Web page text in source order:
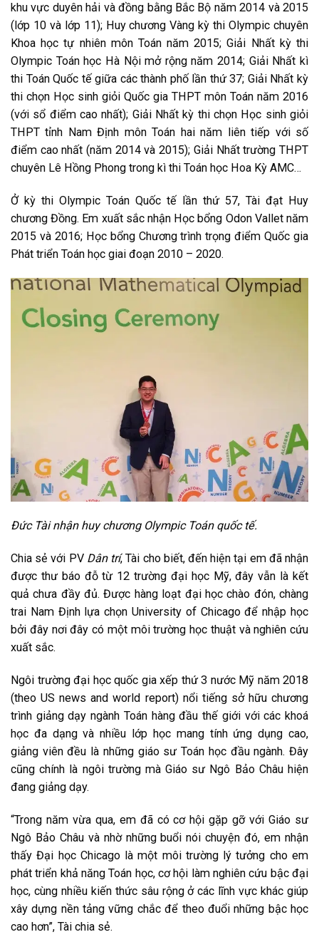
khu vực duyên hải và đồng bằng Bắc Bộ năm 2014 và 2015
(lớp 10 và lớp 11); Huy chương Vàng kỳ thi Olympic chuyên
Khoa học tự nhiên môn Toán năm 2015; Giải Nhất kỳ thi
Olympic Toán học Hà Nội mở rộng năm 2014; Giải Nhất kì
thi Toán Quốc tế giữa các thành phố lần thứ 37; Giải Nhất kỳ
thi chọn Học sinh giỏi Quốc gia THPT môn Toán năm 2016
(với sổ điểm cao nhất); Giải Nhất kỳ thi chọn Học sinh giỏi
THPT tỉnh Nam Định môn Toán hai năm liên tiếp với số
điểm cao nhất (năm 2014 và 2015); Giải Nhất trường THPT
chuyên Lê Hồng Phong trong kì thi Toán học Hoa Kỳ AMC…
Ở kỳ thi Olympic Toán Quốc tế lần thứ 57, Tài đạt Huy
chương Đồng. Em xuất sắc nhận Học bổng Odon Vallet năm
2015 và 2016; Học bổng Chương trình trọng điểm Quốc gia
Phát triển Toán học giai đoạn 2010 – 2020.
Đức Tài nhận huy chương Olympic Toán quốc tế.
Chia sẻ với PV Dân trí, Tài cho biết, đến hiện tại em đã nhận
được thư báo đỗ từ 12 trường đại học Mỹ, đây vẫn là kết
quả chưa đầy đủ. Được hàng loạt đại học chào đón, chàng
trai Nam Định lựa chọn University of Chicago để nhập học
bởi đây nơi đây có một môi trường học thuật và nghiên cứu
xuất sắc.
Ngôi trường đại học quốc gia xếp thứ 3 nước Mỹ năm 2018
(theo US news and world report) nổi tiếng sở hữu chương
trình giảng dạy ngành Toán hàng đầu thế giới với các khoá
học đa dạng và nhiều lớp học mang tính ứng dụng cao,
giảng viên đều là những giáo sư Toán học đầu ngành. Đây
cũng chính là ngôi trường mà Giáo sư Ngô Bảo Châu hiện
đang giảng dạy.
“Trong năm vừa qua, em đã có cơ hội gặp gỡ với Giáo sư
Ngô Bảo Châu và nhờ những buổi nói chuyện đó, em nhận
thấy Đại học Chicago là một môi trường lý tưởng cho em
phát triển khả năng Toán học, cơ hội làm nghiên cứu bậc đại
học, cùng nhiều kiến thức sâu rộng ở các lĩnh vực khác giúp
xây dựng nền tảng vững chắc để theo đuổi những bậc học
cao hơn”, Tài chia sẻ.